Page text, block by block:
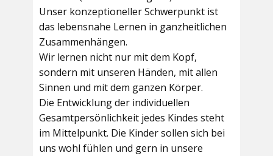
Unser konzeptioneller Schwerpunkt ist
das lebensnahe Lernen in ganzheitlichen
Zusammenhängen.
Wir lernen nicht nur mit dem Kopf,
sondern mit unseren Händen, mit allen
Sinnen und mit dem ganzen Körper.
Die Entwicklung der individuellen
Gesamtpersönlichkeit jedes Kindes steht
im Mittelpunkt. Die Kinder sollen sich bei
uns wohl fühlen und gern in unsere